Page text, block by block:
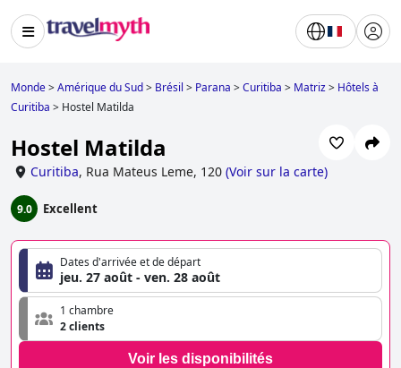
Monde>Amérique du Sud> Brésil > Parana >Curitiba > Matriz> Hôtels à
Curitiba > Hostel Matilda
Hostel Matilda
Curitiba, Rua Mateus Leme, 120 (Voir sur la carte)
9.0 Excellent
Dates d'arrivée et de départ
jeu. 27 août - ven. 28 août
1 chambre
2 clients
Voir les disponibilités